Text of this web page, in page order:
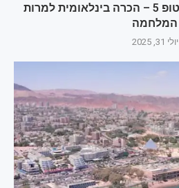
שתי ערים ישראליות בטופ 5 – הכרה בינלאומית למרות
המלחמה
יולי 31, 2025